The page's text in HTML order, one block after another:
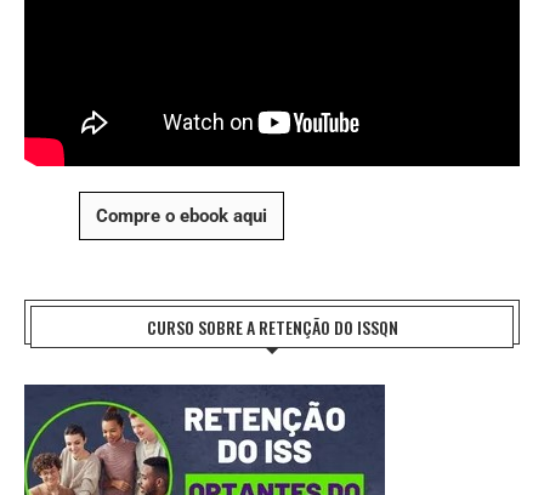
Compre o ebook aqui
CURSO SOBRE A RETENÇÃO DO ISSQN